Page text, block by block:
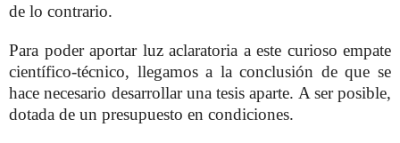
de lo contrario.
Para poder aportar luz aclaratoria a este curioso empate
científico-técnico, llegamos a la conclusión de que se
hace necesario desarrollar una tesis aparte. A ser posible,
dotada de un presupuesto en condiciones.